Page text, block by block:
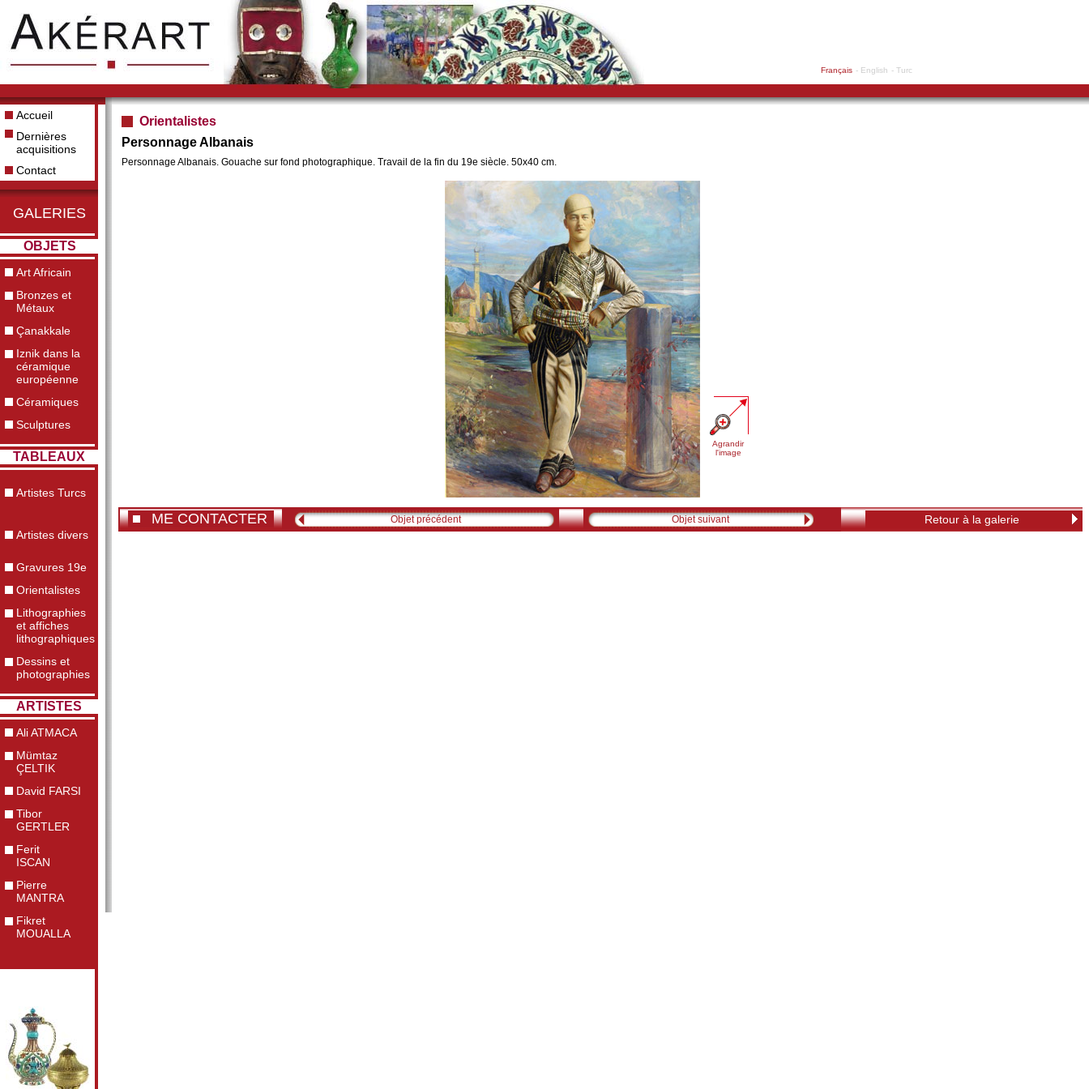
Français - English - Turc
Accueil
Dernières
acquisitions
Contact
GALERIES
OBJETS
Art Africain
Bronzes et
Métaux
Çanakkale
Iznik dans la
céramique
européenne
Céramiques
Sculptures
TABLEAUX
Artistes Turcs
Artistes divers
Gravures 19e
Orientalistes
Lithographies
et affiches
lithographiques
Dessins et
photographies
ARTISTES
Ali ATMACA
Mümtaz
ÇELTIK
David FARSI
Tibor
GERTLER
Ferit
ISCAN
Pierre
MANTRA
Fikret
MOUALLA
Orientalistes
Personnage Albanais
Personnage Albanais. Gouache sur fond photographique. Travail de la fin du 19e siècle. 50x40 cm.
Agrandir
l'image
ME CONTACTER Objet précédent Objet suivant Retour à la galerie